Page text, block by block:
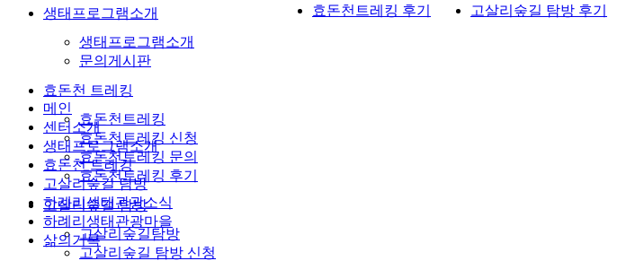
생태프로그램소개
생태프로그램소개
문의게시판
효돈천 트레킹
효돈천트레킹
효돈천트레킹 신청
효돈천트레킹 문의
효돈천트레킹 후기
고살리숲길 탐방
고살리숲길탐방
고살리숲길 탐방 신청
효돈천트레킹 후기
고살리숲길 탐방 후기
메인
센터소개
생태프로그램소개
효돈천 트레킹
고살리숲길 탐방
하례리생태관광소식
하례리생태관광마을
삶의기록